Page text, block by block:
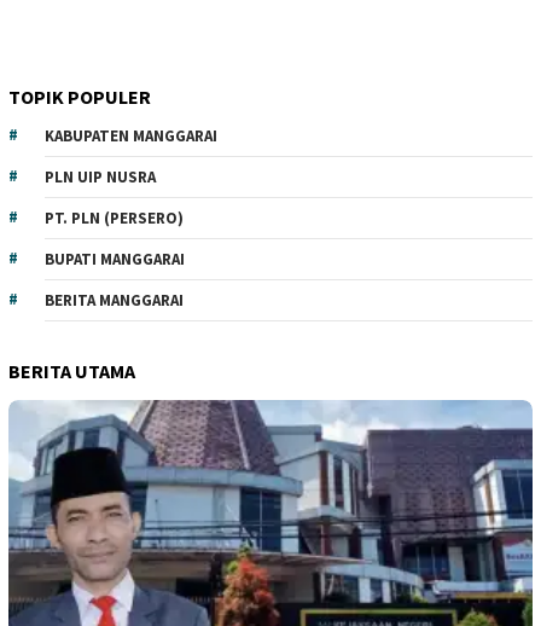
TOPIK POPULER
KABUPATEN MANGGARAI
PLN UIP NUSRA
PT. PLN (PERSERO)
BUPATI MANGGARAI
BERITA MANGGARAI
BERITA UTAMA